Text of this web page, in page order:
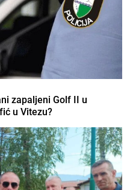
zapaljeni Golf II u
u Vitezu?